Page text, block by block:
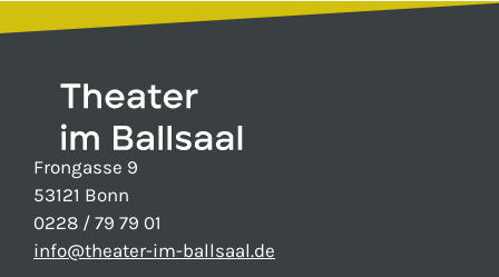
Frongasse 9
53121 Bonn
0228 / 79 79 01
info@theater-im-ballsaal.de